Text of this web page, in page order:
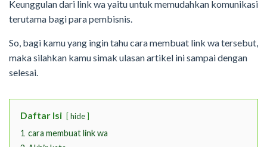
Keunggulan dari link wa yaitu untuk memudahkan komunikasi
terutama bagi para pembisnis.
So, bagi kamu yang ingin tahu cara membuat link wa tersebut,
maka silahkan kamu simak ulasan artikel ini sampai dengan
selesai.
Daftar Isi hide
1 cara membuat link wa